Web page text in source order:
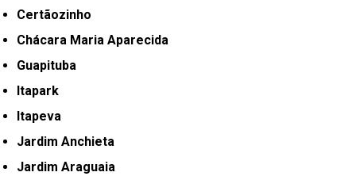
Certãozinho
Chácara Maria Aparecida
Guapituba
Itapark
Itapeva
Jardim Anchieta
Jardim Araguaia